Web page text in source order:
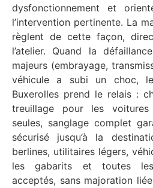
dysfonctionnement et
l’intervention pertinente. La
règlent de cette façon,
l’atelier. Quand la
majeurs (embrayage,
véhicule a subi un choc,
Buxerolles prend le relais :
treuillage pour les voitures
seules, sanglage complet
sécurisé jusqu’à la
berlines, utilitaires légers,
les gabarits et toutes
acceptés, sans majoration